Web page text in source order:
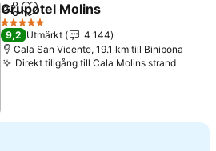
Dela Lägg till i Mina Favoriter
Grupotel Molins
5 Stjärnor
9,2 Utmärkt
4 144
Cala San Vicente, 19.1 km till Binibona
Direkt tillgång till Cala Molins strandSe